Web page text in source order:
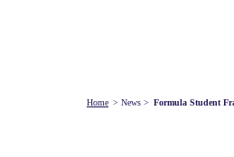
Home > News > Formula Student